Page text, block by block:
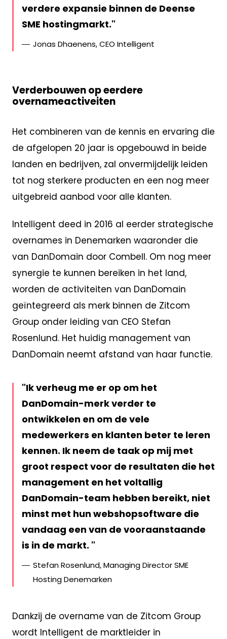
verdere expansie binnen de Deense
SME hostingmarkt.
Jonas Dhaenens, CEO Intelligent
Verderbouwen op eerdere
overnameactiveiten
Het combineren van de kennis en ervaring die
de afgelopen 20 jaar is opgebouwd in beide
landen en bedrijven, zal onvermijdelijk leiden
tot nog sterkere producten en een nog meer
uitgebreid aanbod voor alle klanten.
Intelligent deed in 2016 al eerder strategische
overnames in Denemarken waaronder die
van DanDomain door Combell. Om nog meer
synergie te kunnen bereiken in het land,
worden de activiteiten van DanDomain
geïntegreerd als merk binnen de Zitcom
Group onder leiding van CEO Stefan
Rosenlund. Het huidig management van
DanDomain neemt afstand van haar functie.
Ik verheug me er op om het
DanDomain-merk verder te
ontwikkelen en om de vele
medewerkers en klanten beter te leren
kennen. Ik neem de taak op mij met
groot respect voor de resultaten die het
management en het voltallig
DanDomain-team hebben bereikt, niet
minst met hun webshopsoftware die
vandaag een van de vooraanstaande
is in de markt.
Stefan Rosenlund, Managing Director SME
Hosting Denemarken
Dankzij de overname van de Zitcom Group
wordt Intelligent de marktleider in